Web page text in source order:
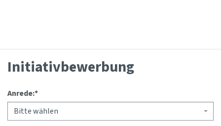
Initiativbewerbung
Anrede:*
Bitte wählen